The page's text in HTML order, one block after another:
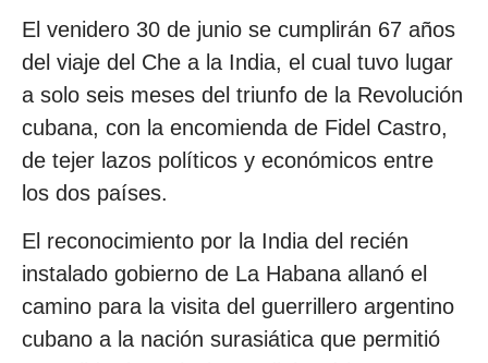
El venidero 30 de junio se cumplirán 67 años
del viaje del Che a la India, el cual tuvo lugar
a solo seis meses del triunfo de la Revolución
cubana, con la encomienda de Fidel Castro,
de tejer lazos políticos y económicos entre
los dos países.
El reconocimiento por la India del recién
instalado gobierno de La Habana allanó el
camino para la visita del guerrillero argentino
cubano a la nación surasiática que permitió